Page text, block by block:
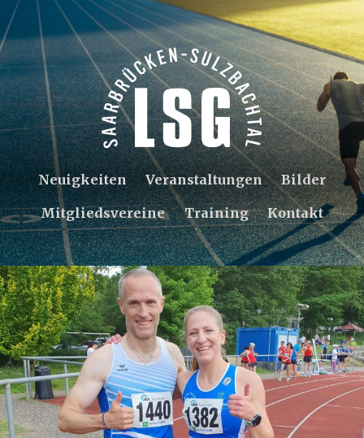
Neuigkeiten Veranstaltungen Bilder
Mitgliedsvereine Training Kontakt